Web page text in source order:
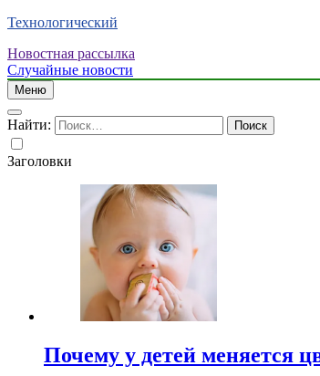
Технологический
Новостная рассылка
Случайные новости
Меню
Найти:
Заголовки
Почему у детей меняется